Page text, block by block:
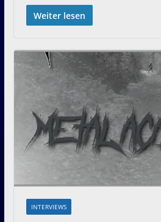
Weiter lesen
INTERVIEWS